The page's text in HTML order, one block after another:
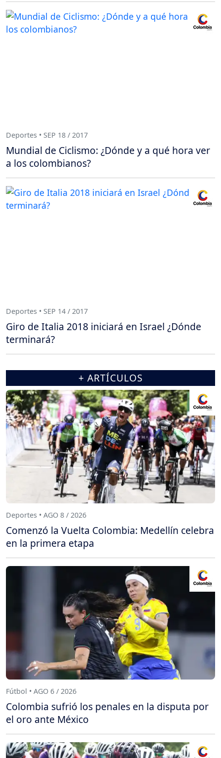
Deportes • SEP 18 / 2017
Mundial de Ciclismo: ¿Dónde y a qué hora ver
a los colombianos?
Deportes • SEP 14 / 2017
Giro de Italia 2018 iniciará en Israel ¿Dónde
terminará?
+ ARTÍCULOS
Deportes • AGO 8 / 2026
Comenzó la Vuelta Colombia: Medellín celebra
en la primera etapa
Fútbol • AGO 6 / 2026
Colombia sufrió los penales en la disputa por
el oro ante México